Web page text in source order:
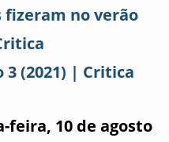
fizeram no verão
3 (2021) | Critica
feira, 10 de agosto